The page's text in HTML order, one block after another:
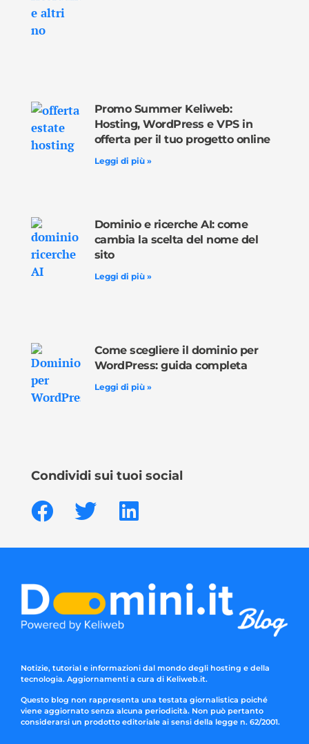
Promo Summer Keliweb:
Hosting, WordPress e VPS in
offerta per il tuo progetto online
Leggi di più »
Dominio e ricerche AI: come
cambia la scelta del nome del
sito
Leggi di più »
Come scegliere il dominio per
WordPress: guida completa
Leggi di più »
Condividi sui tuoi social
Notizie, tutorial e informazioni dal mondo degli hosting e della
tecnologia. Aggiornamenti a cura di Keliweb.it.
Questo blog non rappresenta una testata giornalistica poiché
viene aggiornato senza alcuna periodicità. Non può pertanto
considerarsi un prodotto editoriale ai sensi della legge n. 62/2001.